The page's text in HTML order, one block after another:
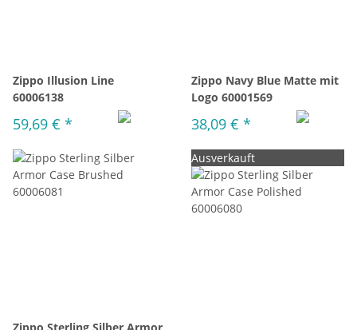
Zippo Illusion Line
60006138
59,69 € *
Zippo Navy Blue Matte mit
Logo 60001569
38,09 € *
Ausverkauft